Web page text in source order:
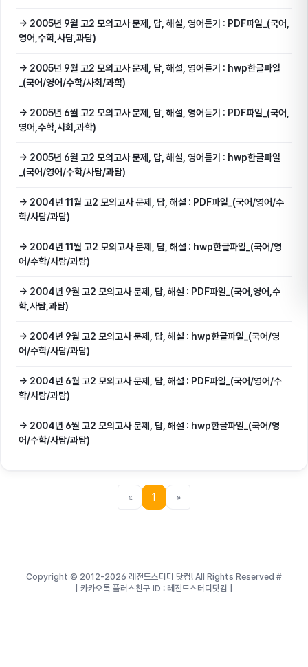
→ 2005년 9월 고2 모의고사 문제, 답, 해설, 영어듣기 : PDF파일_(국어,
영어,수학,사탐,과탐)
→ 2005년 9월 고2 모의고사 문제, 답, 해설, 영어듣기 : hwp한글파일
_(국어/영어/수학/사회/과학)
→ 2005년 6월 고2 모의고사 문제, 답, 해설, 영어듣기 : PDF파일_(국어,
영어,수학,사회,과학)
→ 2005년 6월 고2 모의고사 문제, 답, 해설, 영어듣기 : hwp한글파일
_(국어/영어/수학/사탐/과탐)
→ 2004년 11월 고2 모의고사 문제, 답, 해설 : PDF파일_(국어/영어/수
학/사탐/과탐)
→ 2004년 11월 고2 모의고사 문제, 답, 해설 : hwp한글파일_(국어/영
어/수학/사탐/과탐)
→ 2004년 9월 고2 모의고사 문제, 답, 해설 : PDF파일_(국어,영어,수
학,사탐,과탐)
→ 2004년 9월 고2 모의고사 문제, 답, 해설 : hwp한글파일_(국어/영
어/수학/사탐/과탐)
→ 2004년 6월 고2 모의고사 문제, 답, 해설 : PDF파일_(국어/영어/수
학/사탐/과탐)
→ 2004년 6월 고2 모의고사 문제, 답, 해설 : hwp한글파일_(국어/영
어/수학/사탐/과탐)
« 1 »
Copyright © 2012-2026 레전드스터디 닷컴! All Rights Reserved #
| 카카오톡 플러스친구 ID : 레전드스터디닷컴 |